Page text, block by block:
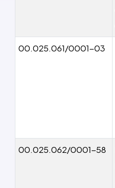
00.025.061/0001-03
00.025.062/0001-58